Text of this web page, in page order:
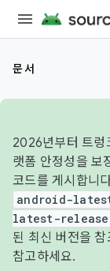
문서
2026년부터 트렁
랫폼 안정성을 보
코드를 게시합니
android-
latest-release
된 최신 버전을
참고하세요.